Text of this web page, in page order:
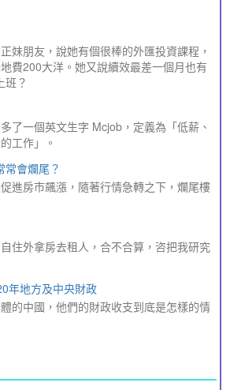
妹朋友，說她有個很棒的外匯投資課程，
費200大洋。她又說續效最差一個月也有
班？
了一個英文生字 Mcjob，定義為「低薪、
工作」。
常會爛尾？
進房市飆漲，隨著行情急轉之下，爛尾樓
住外拿房去租人，合不合算，咨把我研究
年地方及中央財政
的中國，他們的財政收支到底是怎樣的情